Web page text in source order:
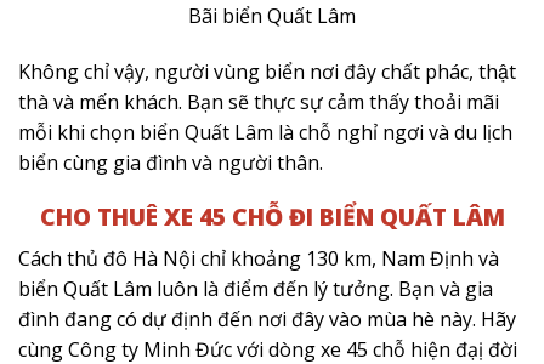
Bãi biển Quất Lâm
Không chỉ vậy, người vùng biển nơi đây chất phác, thật
thà và mến khách. Bạn sẽ thực sự cảm thấy thoải mãi
mỗi khi chọn biển Quất Lâm là chỗ nghỉ ngơi và du lịch
biển cùng gia đình và người thân.
CHO THUÊ XE 45 CHỖ ĐI BIỂN QUẤT LÂM
Cách thủ đô Hà Nội chỉ khoảng 130 km, Nam Định và
biển Quất Lâm luôn là điểm đến lý tưởng. Bạn và gia
đình đang có dự định đến nơi đây vào mùa hè này. Hãy
cùng Công ty Minh Đức với dòng xe 45 chỗ hiện đạị đời